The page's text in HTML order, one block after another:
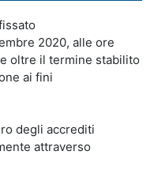
2020, alle ore
oltre il termine stabilito
ai fini
degli accrediti
attraverso